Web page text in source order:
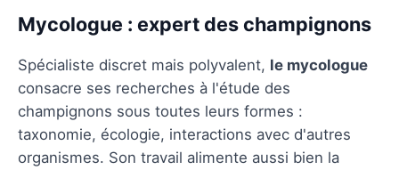
Mycologue : expert des champignons
Spécialiste discret mais polyvalent, le mycologue
consacre ses recherches à l'étude des
champignons sous toutes leurs formes :
taxonomie, écologie, interactions avec d'autres
organismes. Son travail alimente aussi bien la